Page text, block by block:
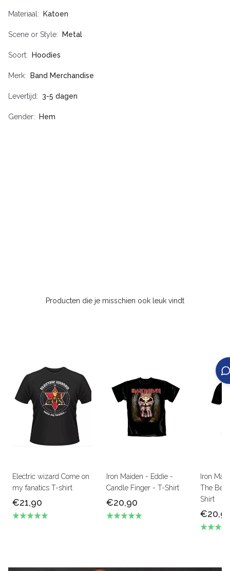
Materiaal Katoen
Scene or Style Metal
Soort Hoodies
Merk Band Merchandise
Levertijd 3-5 dagen
Gender Hem
Producten die je misschien ook leuk vindt
Electric wizard Come on
my fanatics T-shirt
€21,90
Iron Maiden - Eddie -
Candle Finger - T-Shirt
€20,90
Iron
The
Shirt